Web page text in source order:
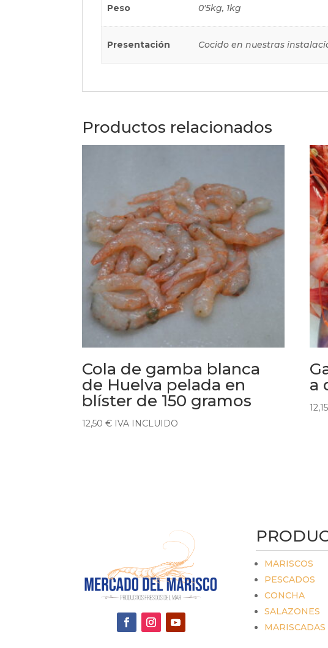
Peso 0'5kg, 1kg
Presentación Cocido en nuestras
Productos relacionados
Cola de gamba blanca
de Huelva pelada en
blíster de 150 gramos
12,50€ IVA INCLUIDO
a
12,15
MARISCOS
PESCADOS
CONCHA
SALAZONES
MARISCADAS